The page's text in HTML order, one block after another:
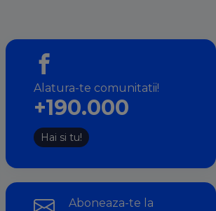
Alatura-te comunitatii!
+190.000
Hai si tu!
Aboneaza-te la